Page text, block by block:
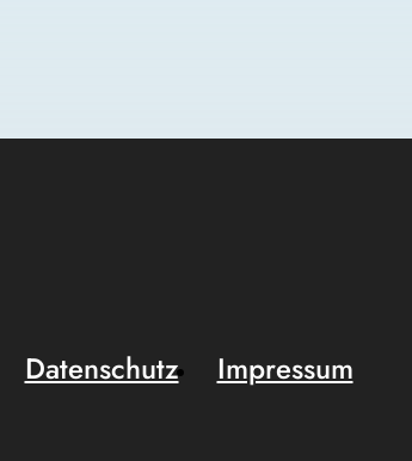
Datenschutz
Impressum